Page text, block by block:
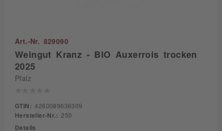
Art.-Nr. 829090
Weingut Kranz - BIO Auxerrois trocken
2025
Pfalz
GTIN: 4260089636309
Hersteller-Nr.: 250
Details